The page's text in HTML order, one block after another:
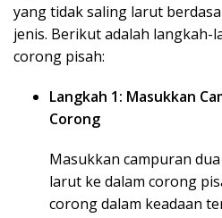
yang tidak saling larut
jenis. Berikut adalah langkah-
corong pisah:
Langkah 1: Masukkan
Corong
Masukkan campuran
larut ke dalam corong
corong dalam keadaan